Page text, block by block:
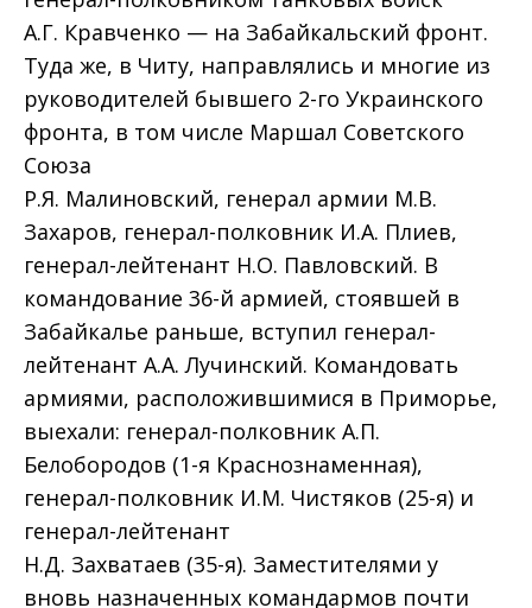
А.Г. Кравченко — на Забайкальский фронт.
Туда же, в Читу, направлялись и многие из
руководителей бывшего 2-го Украинского
фронта, в том числе Маршал Советского
Союза
Р.Я. Малиновский, генерал армии М.В.
Захаров, генерал-полковник И.А. Плиев,
генерал-лейтенант Н.О. Павловский. В
командование 36-й армией, стоявшей в
Забайкалье раньше, вступил генерал-
лейтенант А.А. Лучинский. Командовать
армиями, расположившимися в Приморье,
выехали: генерал-полковник А.П.
Белобородов (1-я Краснознаменная),
генерал-полковник И.М. Чистяков (25-я) и
генерал-лейтенант
Н.Д. Захватаев (35-я). Заместителями у
вновь назначенных командармов почти